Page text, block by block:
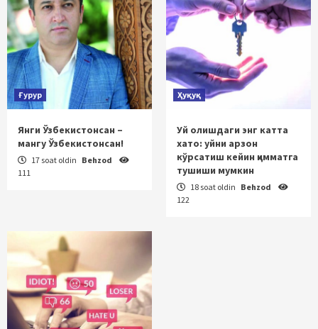
Ғурур
Янги Ўзбекистонсан –
мангу Ўзбекистонсан!
17 soat oldin Behzod
111
Ҳуқуқ
Уй олишдаги энг катта
хато: уйни арзон
кўрсатиш кейин қимматга
тушиши мумкин
18 soat oldin Behzod
122